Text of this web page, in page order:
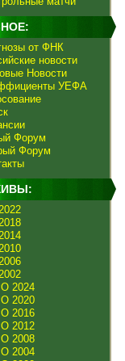
от ФНК
новости
Новости
УЕФА
Форум
Форум
2024
2020
2016
2012
2008
2004